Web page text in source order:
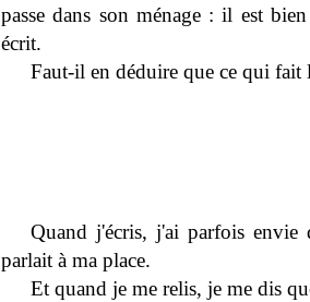
passe dans son ménage : il est
écrit.
Faut-il en déduire que ce qui fait
Quand j'écris, j'ai parfois envie
parlait à ma place.
Et quand je me relis, je me dis